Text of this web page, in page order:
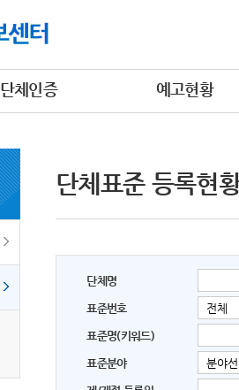
단체인증 예고현황
단체표준 등록현
단체명
표준번호
표준명(키워드)
표준분야